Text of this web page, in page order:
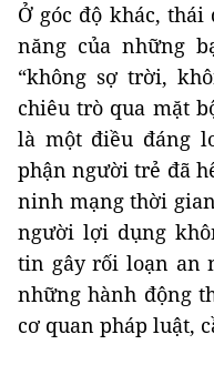
Ở góc độ khác,
năng của những
“không sợ trời,
chiêu trò qua mặt
là một điều đáng
phận người trẻ đã
ninh mạng thời
người lợi dụng
tin gây rối loạn an
những hành động
cơ quan pháp luật,